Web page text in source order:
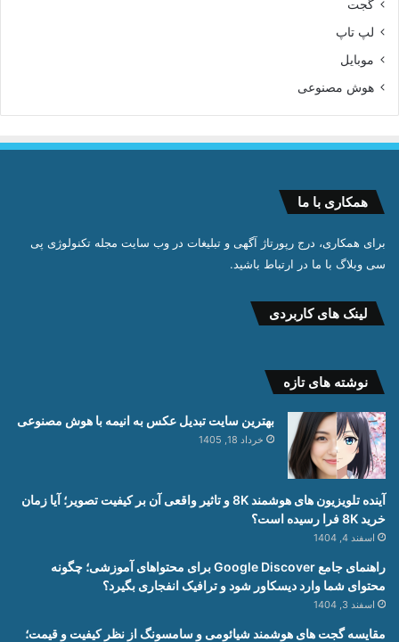
گجت
لپ تاپ
موبایل
هوش مصنوعی
همکاری با ما
برای همکاری، درج رپورتاژ آگهی و تبلیغات در وب سایت مجله تکنولوژی پی
سی وبلاگ با ما در ارتباط باشید.
لینک های کاربردی
نوشته های تازه
بهترین سایت تبدیل عکس به انیمه با هوش مصنوعی
خرداد 18, 1405
آینده تلویزیون های هوشمند 8K و تاثیر واقعی آن بر کیفیت تصویر؛ آیا زمان
خرید 8K فرا رسیده است؟
اسفند 4, 1404
راهنمای جامع Google Discover برای محتواهای آموزشی؛ چگونه
محتوای شما وارد دیسکاور شود و ترافیک انفجاری بگیرد؟
اسفند 3, 1404
مقایسه گجت های هوشمند شیائومی و سامسونگ از نظر کیفیت و قیمت؛